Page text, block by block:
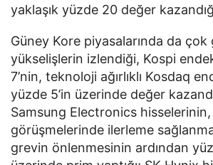
yaklaşık yüzde 20 değer
Güney Kore piyasalarında da çok
yükselişlerin izlendiği, Kospi
7’nin, teknoloji ağırlıklı Kosdaq
yüzde 5’in üzerinde değer
Samsung Electronics
görüşmelerinde ilerleme
grevin önlenmesinin ardından